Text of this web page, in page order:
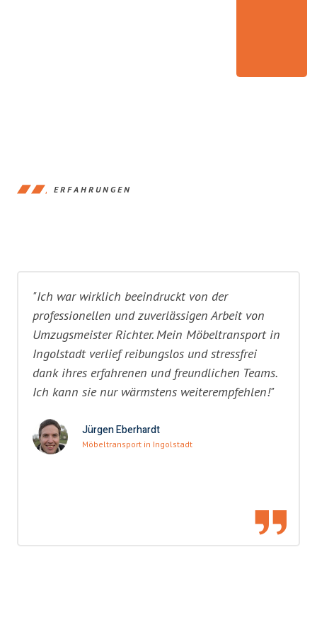
ERFAHRUNGEN
"Ich war wirklich beeindruckt von der
professionellen und zuverlässigen Arbeit von
Umzugsmeister Richter. Mein Möbeltransport in
Ingolstadt verlief reibungslos und stressfrei
dank ihres erfahrenen und freundlichen Teams.
Ich kann sie nur wärmstens weiterempfehlen!"
Jürgen Eberhardt
Möbeltransport in Ingolstadt